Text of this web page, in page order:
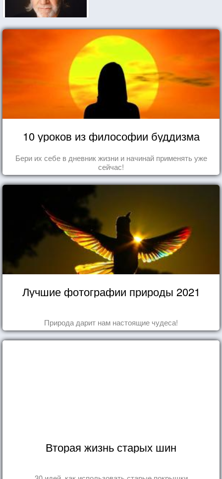
10 уроков из философии буддизма
Бери их себе в дневник жизни и начинай применять уже
сейчас!
Лучшие фотографии природы 2021
Природа дарит нам настоящие чудеса!
Вторая жизнь старых шин